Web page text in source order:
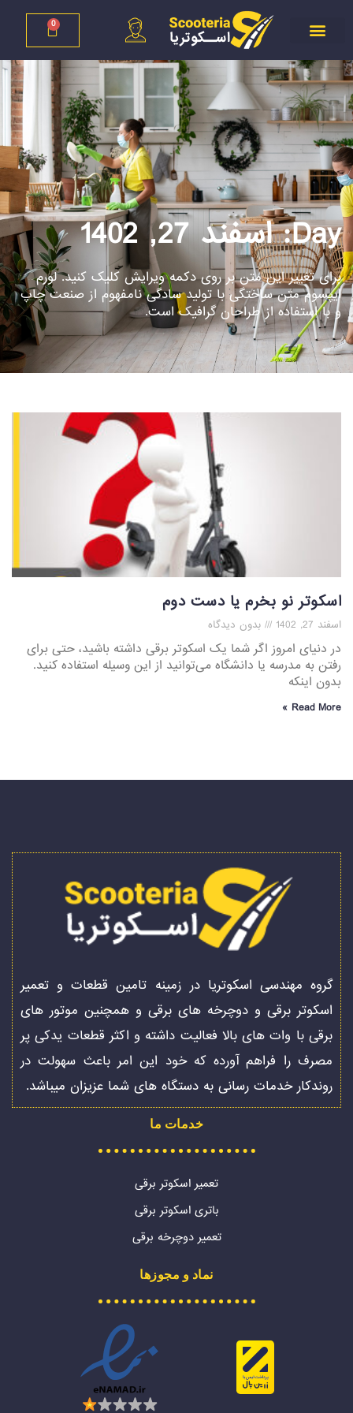
0
Day: اسفند 27, 1402
برای تغییر این متن بر روی دکمه ویرایش کلیک کنید. لورم
ایپسوم متن ساختگی با تولید سادگی نامفهوم از صنعت چاپ
و با استفاده از طراحان گرافیک است.
اسکوتر نو بخرم یا دست دوم
اسفند 27, 1402 بدون دیدگاه
در دنیای امروز اگر شما یک اسکوتر برقی داشته باشید، حتی برای
رفتن به مدرسه یا دانشگاه می‌توانید از این وسیله استفاده کنید.
بدون اینکه
Read More »
گروه مهندسی اسکوتریا در زمینه تامین قطعات و تعمیر
اسکوتر برقی و دوچرخه های برقی و همچنین موتور های
برقی با وات های بالا فعالیت داشته و اکثر قطعات یدکی پر
مصرف را فراهم آورده که خود این امر باعث سهولت در
روندکار خدمات رسانی به دستگاه های شما عزیزان میباشد.
خدمات ما
تعمیر اسکوتر برقی
باتری اسکوتر برقی
تعمیر دوچرخه برقی
نماد و مجوزها